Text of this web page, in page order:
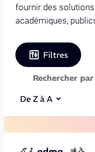
fournir des
académiques,
Filtres
De Z à A